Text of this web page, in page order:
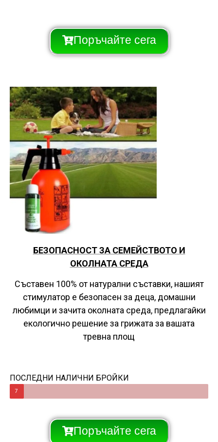
Поръчайте сега
БЕЗОПАСНОСТ ЗА СЕМЕЙСТВОТО И
ОКОЛНАТА СРЕДА
Съставен 100% от натурални съставки, нашият
стимулатор е безопасен за деца, домашни
любимци и зачита околната среда, предлагайки
екологично решение за грижата за вашата
тревна площ
ПОСЛЕДНИ НАЛИЧНИ БРОЙКИ
7
Поръчайте сега